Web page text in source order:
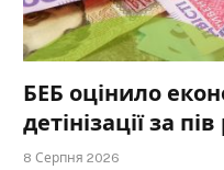
БЕБ оцінило
детінізації за
8 Серпня 2026